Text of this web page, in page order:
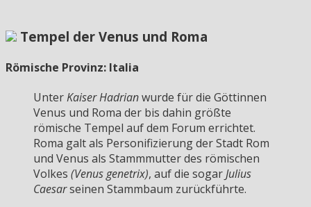
Tempel der Venus und Roma
Römische Provinz: Italia
UnterKaiser Hadrianwurde für die Göttinnen
Venus und Roma der bis dahin größte
römische Tempel auf dem Forum errichtet.
Roma galt als Personifizierung der Stadt Rom
und Venus als Stammmutter des römischen
Volkes (Venus genetrix), auf die sogarJulius
Caesarseinen Stammbaum zurückführte.